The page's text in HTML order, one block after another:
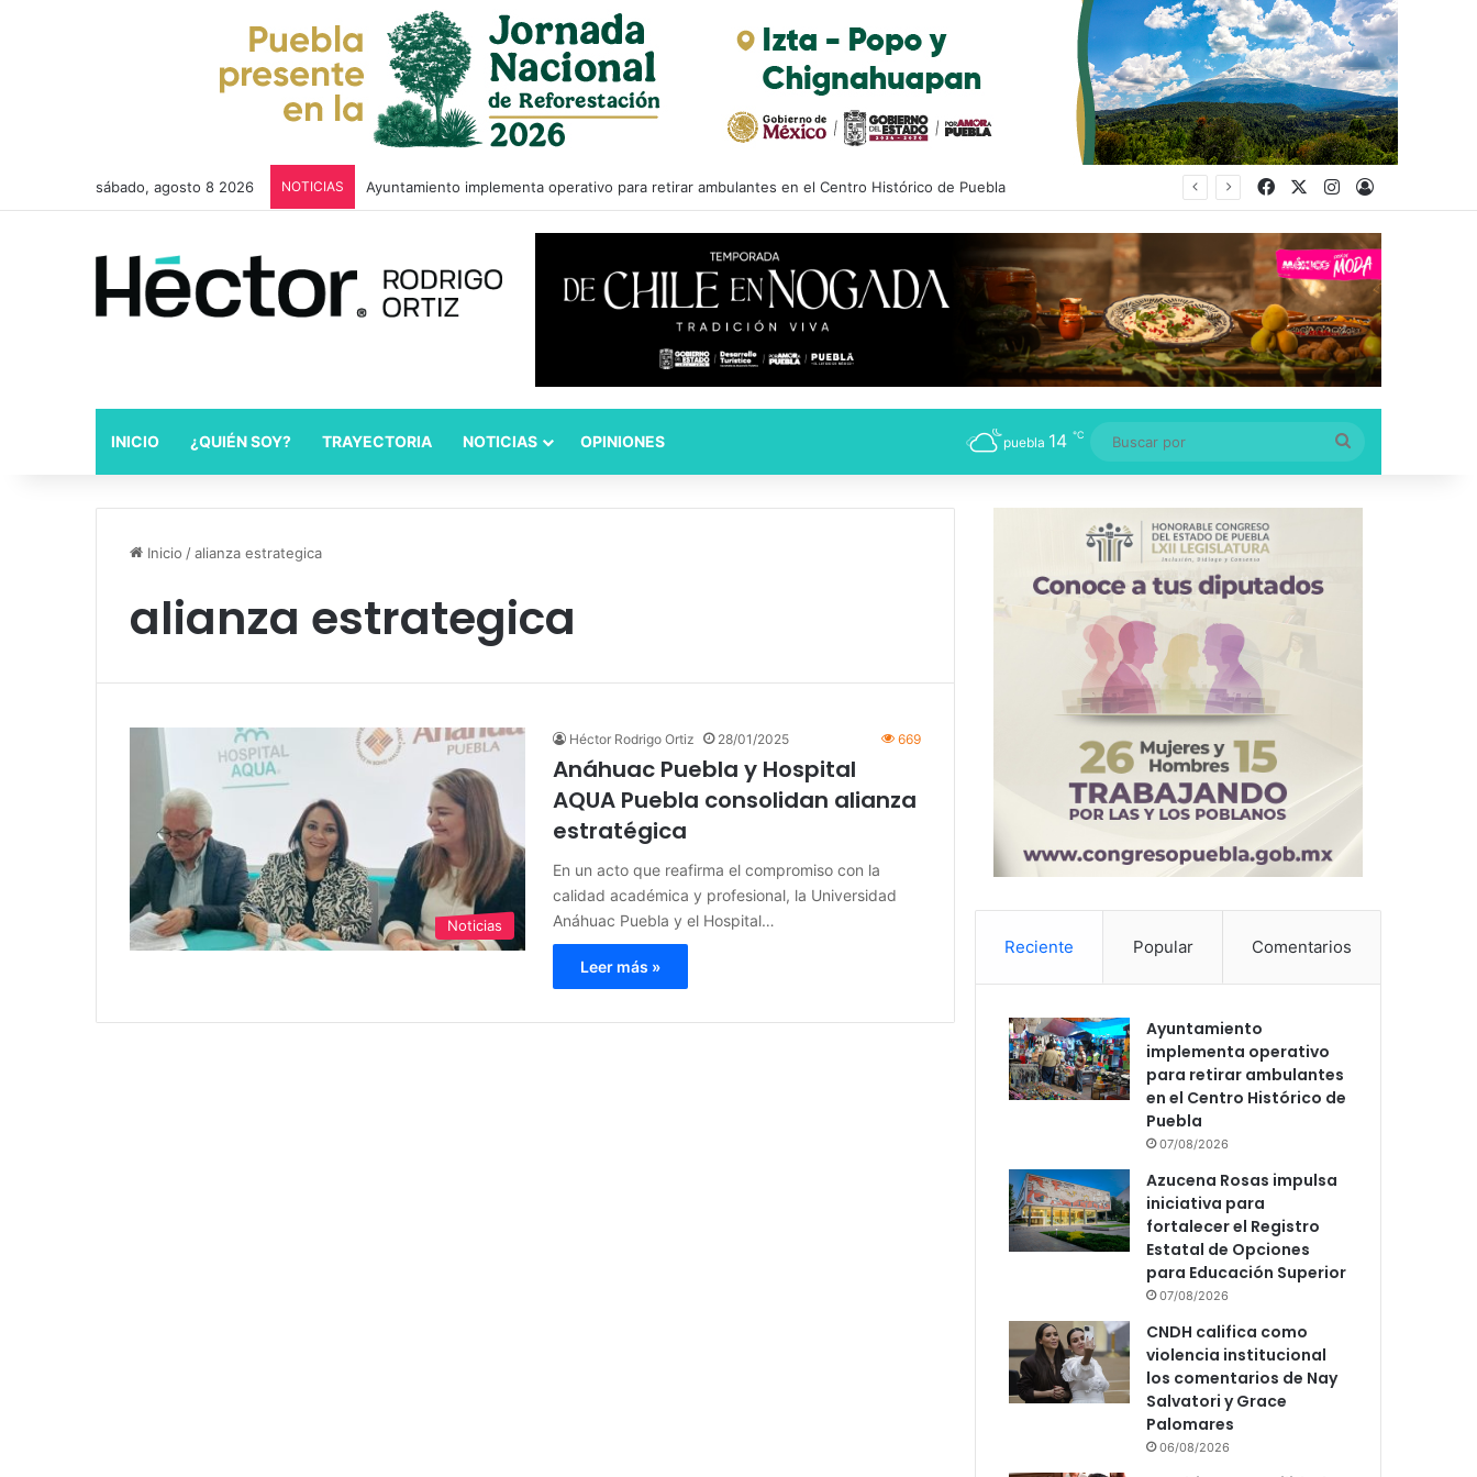
sábado, agosto 8 2026 NOTICIAS Ayuntamiento implementa operativo para retirar ambulantes en el Centro Histórico de Puebla FacebookInstagram
INICIO ¿QUIÉN SOY? TRAYECTORIA NOTICIAS OPINIONES puebla 14 ℃
por
Inicio /alianza estrategica
alianza estrategica
Noticias
Héctor Rodrigo Ortiz 28/01/2025 669
Anáhuac Puebla y Hospital
AQUA Puebla consolidan alianza
estratégica
En un acto que reafirma el compromiso con la
calidad académica y profesional, la Universidad
Anáhuac Puebla y el Hospital…
Leer más »
Reciente Popular Comentarios
Ayuntamiento
implementa operativo
para retirar ambulantes
en el Centro Histórico de
Puebla
07/08/2026
Azucena Rosas impulsa
iniciativa para
fortalecer el Registro
Estatal de Opciones
para Educación Superior
07/08/2026
CNDH califica como
violencia institucional
los comentarios de Nay
Salvatori y Grace
Palomares
06/08/2026